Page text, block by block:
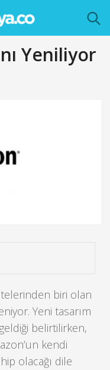
Yeniliyor
biri olan
Yeni tasarım
belirtilirken,
kendi
olacağı dile